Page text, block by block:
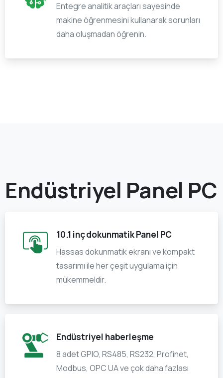
Entegre analitik araçları sayesinde
makine öğrenmesini kullanarak sorunları
daha oluşmadan öğrenin.
Endüstriyel Panel PC
10.1 inç dokunmatik Panel PC
Hassas dokunmatik ekranı ve kompakt
tasarımı ile her çeşit uygulama için
mükemmeldir.
Endüstriyel haberleşme
8 adet GPIO, RS485, RS232, Profinet,
Modbus, OPC UA ve çok daha fazlası